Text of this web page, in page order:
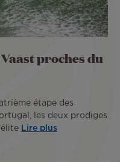
proches du
étape des
les deux prodiges
Lire plus